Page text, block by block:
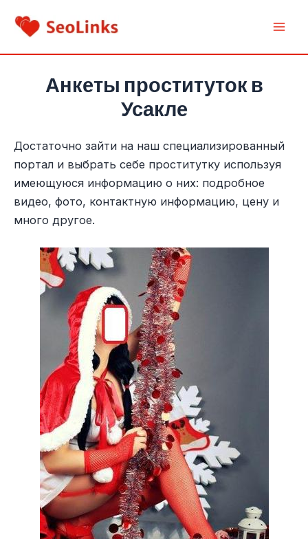
Анкеты проституток в
Усакле
Достаточно зайти на наш специализированный
портал и выбрать себе проститутку используя
имеющуюся информацию о них: подробное
видео, фото, контактную информацию, цену и
много другое.